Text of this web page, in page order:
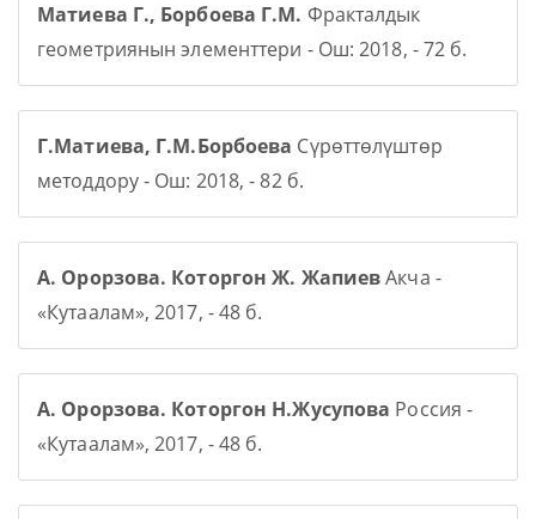
Матиева Г., Борбоева Г.М. Фракталдык
геометриянын элементтери - Ош: 2018, - 72 б.
Г.Матиева, Г.М.Борбоева Сүрөттөлүштөр
методдору - Ош: 2018, - 82 б.
А. Орорзова. Которгон Ж. ЖапиевАкча -
«Кутаалам», 2017, - 48 б.
А. Орорзова. Которгон Н.Жусупова Россия -
«Кутаалам», 2017, - 48 б.